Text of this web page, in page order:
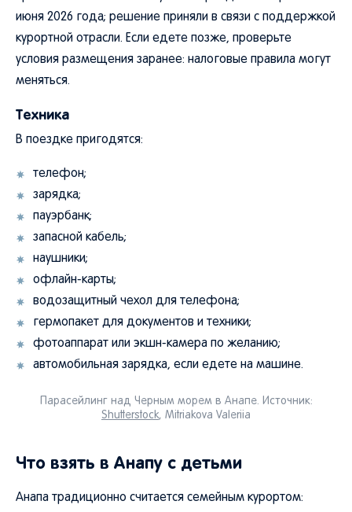
июня 2026 года; решение приняли в связи с поддержкой
курортной отрасли. Если едете позже, проверьте
условия размещения заранее: налоговые правила могут
меняться.
Техника
В поездке пригодятся:
телефон;
зарядка;
пауэрбанк;
запасной кабель;
наушники;
офлайн-карты;
водозащитный чехол для телефона;
гермопакет для документов и техники;
фотоаппарат или экшн-камера по желанию;
автомобильная зарядка, если едете на машине.
Парасейлинг над Черным морем в Анапе. Источник:
Shutterstock, Mitriakova Valeriia
Что взять в Анапу с детьми
Анапа традиционно считается семейным курортом: